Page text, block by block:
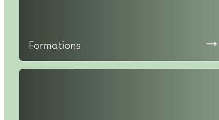
Formations